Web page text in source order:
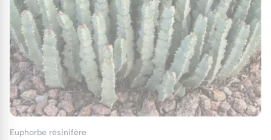
intérieur lumineux, il peut également être cultivé en
pot, ajoutant une note vibrante et exotique à votre
décor. Sa robustesse et son entretien minimal en
font un choix idéal pour transformer votre jardin ou
votre intérieur en un havre de paix naturel.
Euphorbe résinifère